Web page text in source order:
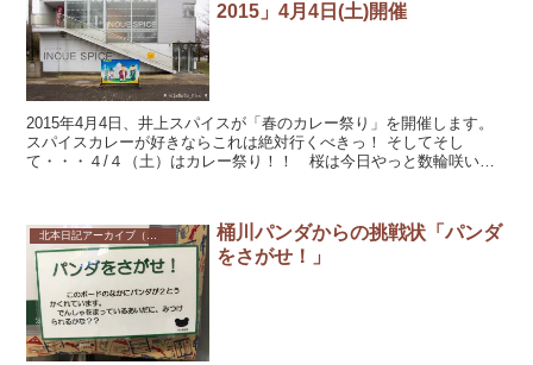
2015」4月4日(土)開催
2015年4月4日、井上スパイスが「春のカレー祭り」を開催します。
スパイスカレーが好きならこれは絶対行くべきっ！ そしてそし
て・・・４/４（土）はカレー祭り！！ 桜は今日やっと数輪咲いた
北本日記アーカイブ（記録保存）
桶川パンダからの挑戦状「パンダ
をさがせ！」